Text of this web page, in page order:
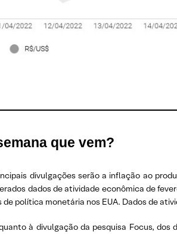
que vem?
divulgações serão a inflação ao
dados de atividade econômica de
política monetária nos EUA. Dados de
à divulgação da pesquisa Focus,